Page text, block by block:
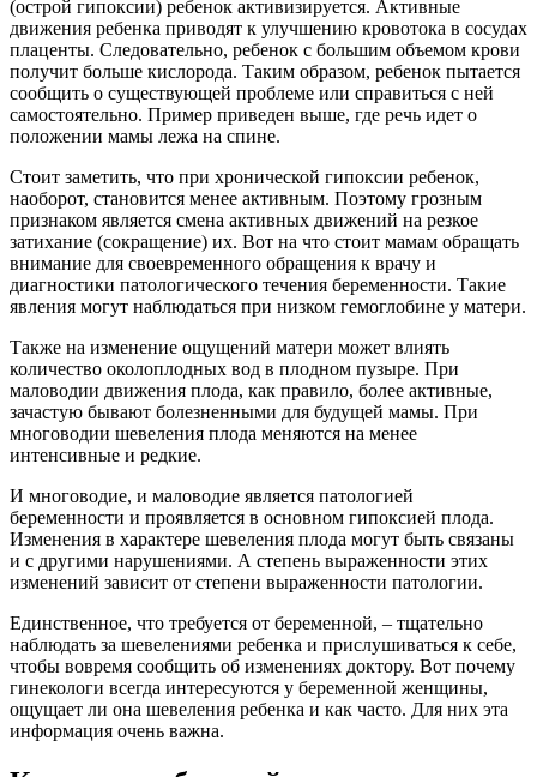
(острой гипоксии) ребенок активизируется. Активные
движения ребенка приводят к улучшению кровотока в сосудах
плаценты. Следовательно, ребенок с большим объемом крови
получит больше кислорода. Таким образом, ребенок пытается
сообщить о существующей проблеме или справиться с ней
самостоятельно. Пример приведен выше, где речь идет о
положении мамы лежа на спине.
Стоит заметить, что при хронической гипоксии ребенок,
наоборот, становится менее активным. Поэтому грозным
признаком является смена активных движений на резкое
затихание (сокращение) их. Вот на что стоит мамам обращать
внимание для своевременного обращения к врачу и
диагностики патологического течения беременности. Такие
явления могут наблюдаться при низком гемоглобине у матери.
Также на изменение ощущений матери может влиять
количество околоплодных вод в плодном пузыре. При
маловодии движения плода, как правило, более активные,
зачастую бывают болезненными для будущей мамы. При
многоводии шевеления плода меняются на менее
интенсивные и редкие.
И многоводие, и маловодие является патологией
беременности и проявляется в основном гипоксией плода.
Изменения в характере шевеления плода могут быть связаны
и с другими нарушениями. А степень выраженности этих
изменений зависит от степени выраженности патологии.
Единственное, что требуется от беременной, – тщательно
наблюдать за шевелениями ребенка и прислушиваться к себе,
чтобы вовремя сообщить об изменениях доктору. Вот почему
гинекологи всегда интересуются у беременной женщины,
ощущает ли она шевеления ребенка и как часто. Для них эта
информация очень важна.